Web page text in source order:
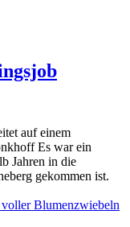
auf einem
Es war ein
Jahren in die
gekommen ist.